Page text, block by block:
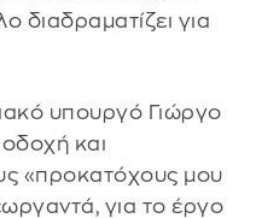
διαδραματίζει για
υπουργό Γιώργο
και
«προκατόχους μου
για το έργο